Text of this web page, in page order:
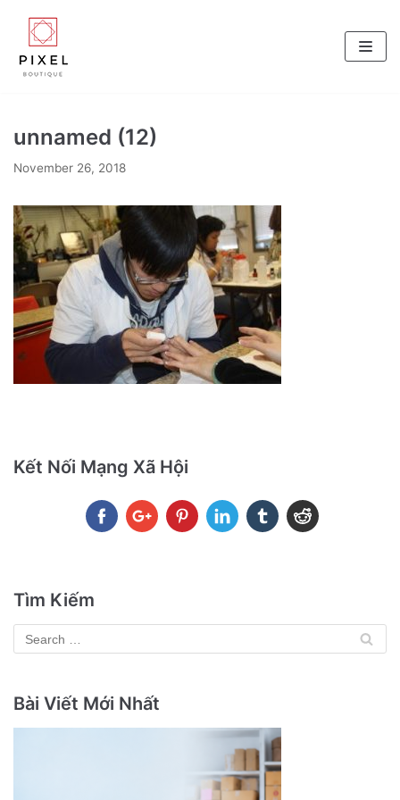
Skip
to
content
unnamed (12)
November 26, 2018
Kết Nối Mạng Xã Hội
Tìm Kiếm
Bài Viết Mới Nhất